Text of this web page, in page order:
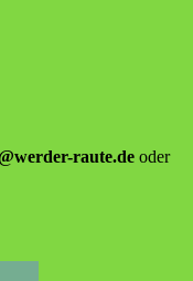
raute.de oder